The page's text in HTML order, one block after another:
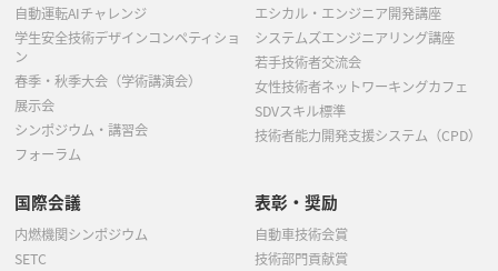
自動運転AIチャレンジ
学生安全技術デザインコンペティショ
ン
春季・秋季大会（学術講演会）
展示会
シンポジウム・講習会
フォーラム
エシカル・エンジニア開発講座
システムズエンジニアリング講座
若手技術者交流会
女性技術者ネットワーキングカフェ
SDVスキル標準
技術者能力開発支援システム（CPD）
国際会議
内燃機関シンポジウム
SETC
表彰・奨励
自動車技術会賞
技術部門貢献賞